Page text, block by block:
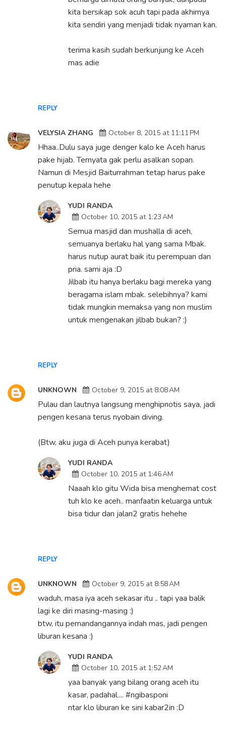
REPLY
kita bersikap sok acuh tapi pada akhirnya
kita sendiri yang menjadi tidak nyaman kan.
terima kasih sudah berkunjung ke Aceh
mas adie
VELYSIA ZHANG October 8, 2015 at 11:11 PM
Hhaa..Dulu saya juge denger kalo ke Aceh harus
pake hijab. Ternyata gak perlu asalkan sopan.
Namun di Mesjid Baiturrahman tetap harus pake
penutup kepala hehe
REPLY
YUDI RANDA
October 10, 2015 at 1:23 AM
Semua masjid dan mushalla di aceh,
semuanya berlaku hal yang sama Mbak.
harus nutup aurat baik itu perempuan dan
pria. sami aja :D
Jilbab itu hanya berlaku bagi mereka yang
beragama islam mbak. selebihnya? kami
tidak mungkin memaksa yang non muslim
untuk mengenakan jilbab bukan? :)
UNKNOWN October 9, 2015 at 8:08 AM
Pulau dan lautnya langsung menghipnotis saya, jadi
pengen kesana terus nyobain diving.
(Btw, aku juga di Aceh punya kerabat)
REPLY
YUDI RANDA
October 10, 2015 at 1:46 AM
Naaah klo gitu Wida bisa menghemat cost
tuh klo ke aceh.. manfaatin keluarga untuk
bisa tidur dan jalan2 gratis hehehe
UNKNOWN October 9, 2015 at 8:58 AM
waduh, masa iya aceh sekasar itu .. tapi yaa balik
lagi ke diri masing-masing :)
btw, itu pemandangannya indah mas, jadi pengen
liburan kesana :)
YUDI RANDA
October 10, 2015 at 1:52 AM
yaa banyak yang bilang orang aceh itu
kasar, padahal.... #ngibasponi
ntar klo liburan ke sini kabar2in :D